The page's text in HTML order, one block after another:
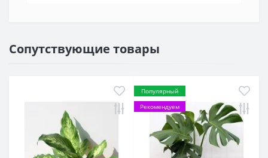
Сопутствующие товары
Популярный
Рекомендуем